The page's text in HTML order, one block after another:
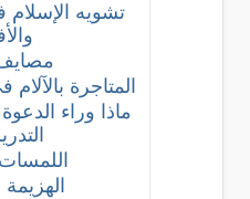
تشويه
مصايف
المتاجرة
ماذا وراء